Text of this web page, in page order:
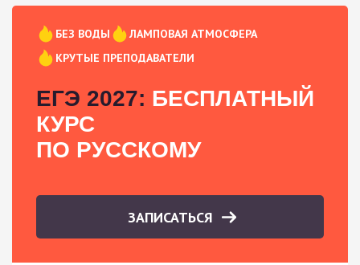
БЕЗ ВОДЫ
ЛАМПОВАЯ АТМОСФЕРА
КРУТЫЕ ПРЕПОДАВАТЕЛИ
ЕГЭ 2027: БЕСПЛАТНЫЙ
КУРС
ПО РУССКОМУ
ЗАПИСАТЬСЯ